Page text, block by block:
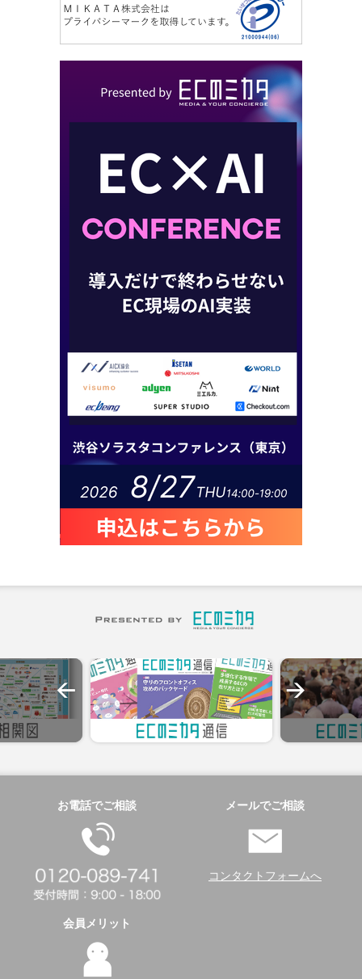
お電話でご相談 メールでご相談
コンタクトフォームへ
会員メリット